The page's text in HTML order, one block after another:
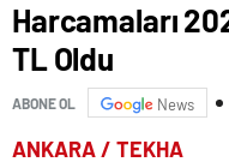
Harcamaları
TL Oldu
ABONE OL News
ANKARA / TEKHA